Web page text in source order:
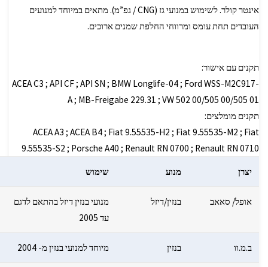
אינטר קולר. לשימוש במנועי גז (CNG / גפ”מ). מתאים במיוחד למנועים
העובדים תחת עומס ומרווחי החלפת שמנים ארוכים.
תקנים עם אישור:
ACEA C3 ; API CF ; API SN ; BMW Longlife-04 ; Ford WSS-M2C917-
A ; MB-Freigabe 229.31 ; VW 502 00/505 00/505 01
תקנים מומלצים:
ACEA A3 ; ACEA B4 ; Fiat 9.55535-H2 ; Fiat 9.55535-M2 ; Fiat
9.55535-S2 ; Porsche A40 ; Renault RN 0700 ; Renault RN 0710
יצרן מנוע שימוש
אופל/ סאאב בנזין/דיזל
מנועי בנזין דיזל בהתאם לדגם
עד 2005
ב.מ.וו בנזין מיוחד למנועי בנזין מ- 2004